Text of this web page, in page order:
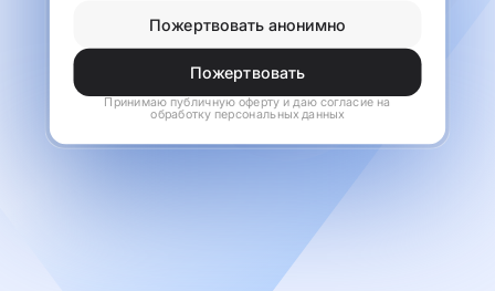
Пожертвовать анонимно
Пожертвовать
Принимаю публичную оферту и даю согласие на
обработку персональных данных